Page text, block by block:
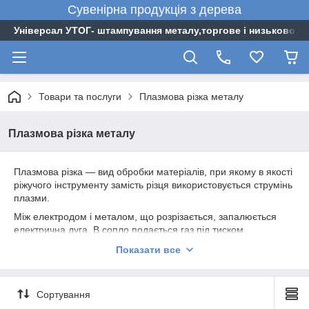
Сувенірна продукція з дерева
Універсал УТОГ- штампування металу,торгове і
Товари та послуги Плазмова різка металу
Плазмова різка металу
Плазмова різка — вид обробки матеріалів, при якому в якості
ріжучого інструменту замість різця використовується струмінь
плазми.
Між електродом і металом, що розрізається, запалюється
електрична дуга. В сопло подається газ під тиском,
температурою до 30000 градусів і швидкістю до 1500 м/с.
металом, що розрізається у разі прямої дуги. Форсунки
Показати все
Сортування